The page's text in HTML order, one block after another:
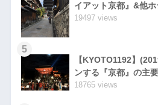
イアット京都』&他
19497 views
5
【KYOTO1192】
ンする『京都』の主
18765 views